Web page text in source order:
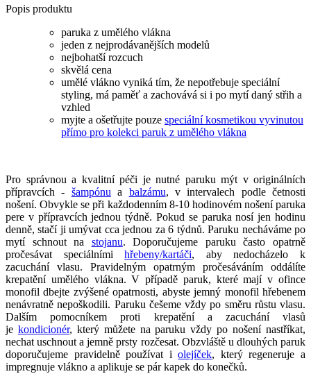
Popis produktu
paruka z umělého vlákna
jeden z nejprodávanějších modelů
nejbohatší rozcuch
skvělá cena
umělé vlákno vyniká tím, že nepotřebuje speciální
styling, má paměť a zachovává si i po mytí daný střih a
vzhled
myjte a ošetřujte pouze speciální kosmetikou vyvinutou
přímo pro kolekci paruk z umělého vlákna
Pro správnou a kvalitní péči je nutné paruku mýt v originálních
přípravcích - šampónu a balzámu, v intervalech podle četnosti
nošení. Obvykle se při každodenním 8-10 hodinovém nošení paruka
pere v přípravcích jednou týdně. Pokud se paruka nosí jen hodinu
denně, stačí ji umývat cca jednou za 6 týdnů. Paruku necháváme po
mytí schnout na stojanu. Doporučujeme paruku často opatrně
pročesávat speciálnímihřebeny/kartáči, aby nedocházelo k
zacuchání vlasu. Pravidelným opatrným pročesáváním oddálíte
krepatění umělého vlákna. V případě paruk, které mají v ofince
monofil dbejte zvýšené opatrnosti, abyste jemný monofil hřebenem
nenávratně nepoškodili. Paruku češeme vždy po směru růstu vlasu.
Dalším pomocníkem proti krepatění a zacuchání vlasů
je kondicionér, který můžete na paruku vždy po nošení nastříkat,
nechat uschnout a jemně prsty rozčesat. Obzvláště u dlouhých paruk
doporučujeme pravidelně používat iolejíček, který regeneruje a
impregnuje vlákno a aplikuje se pár kapek do konečků.